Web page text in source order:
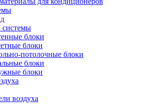
системы
блоки
блоки
потолочные блоки
блоки
блоки
воздуха